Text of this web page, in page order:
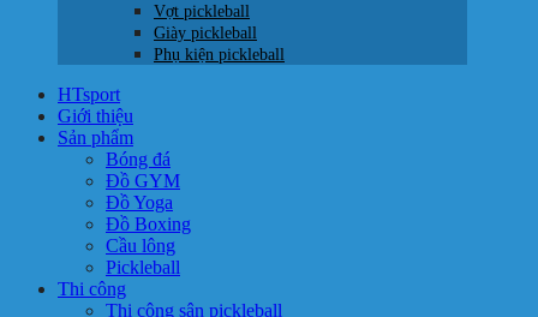
Vợt pickleball
Giày pickleball
Phụ kiện pickleball
HTsport
Giới thiệu
Sản phẩm
Bóng đá
Đồ GYM
Đồ Yoga
Đồ Boxing
Cầu lông
Pickleball
Thi công
Thi công sân pickleball